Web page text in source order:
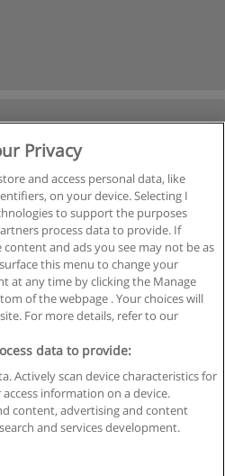
de uso
de dados
Privacy
and access personal data, like
on your device. Selecting I
to support the purposes
process data to provide. If
content and ads you see may not be as
this menu to change your
at any time by clicking the Manage
of the webpage . Your choices will
For more details, refer to our
data to provide:
Actively scan device characteristics for
information on a device.
content, advertising and content
and services development.